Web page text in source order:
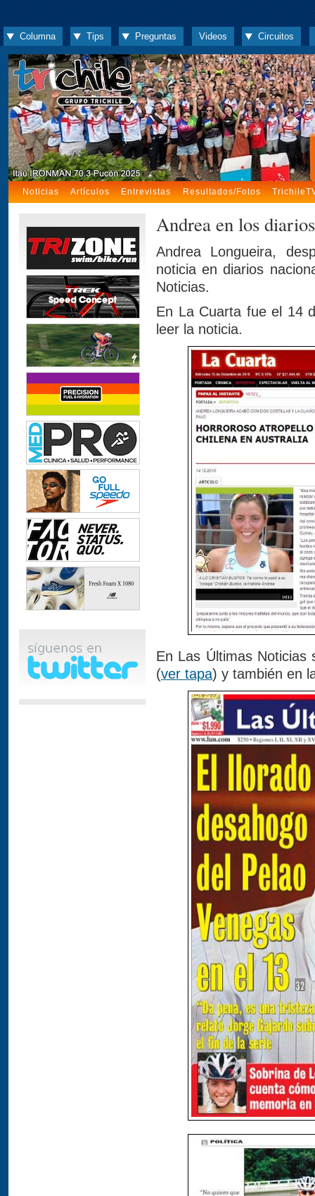
Columna Tips Preguntas Videos Circuitos
Noticias Artículos Entrevistas Resultados/Fotos
Andrea en los diarios
Andrea Longueira,
noticia en diarios
Noticias.
En La Cuarta fue el 14
leer la noticia.
En Las Últimas Noticias
(ver tapa) y también en